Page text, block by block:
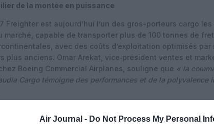
Air Journal - Do Not Process My Personal
de la montée en puissance
Freighter est aujourd’hui l’un des gros-porteurs cargo les
marché, capable de transporter plus de 100 tonnes de
avec des coûts d’exploitation optimisés par
plus anciens. Omar Arekat, vice‑président ventes et
Boeing Commercial Airplanes, souligne que « la
Cargo témoigne des performances et de la polyvalence
de Boeing rappelle également que
le groupe Saudia, qui s’étend sur plus de 75 ans, et
à soutenir leurs initiatives de croissance dans le fret »